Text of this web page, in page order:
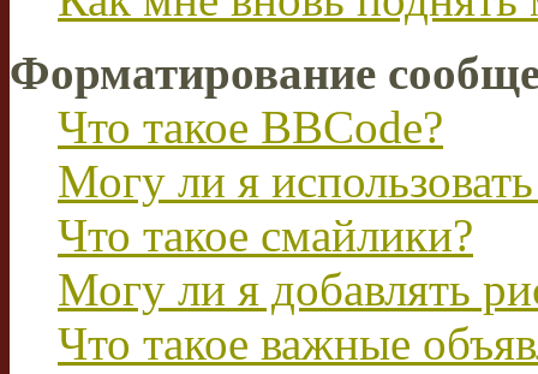
Форматирование
Что такое BBCode?
Могу ли я
Что такое смайлики?
Могу ли я добавлять
Что такое важные